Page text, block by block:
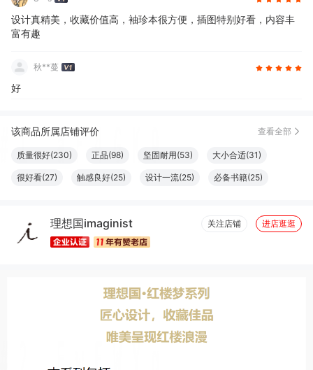
设计真精美，收藏价值高，袖珍本很方便，插图特别好看，内容丰
富有趣
秋**蔓
好
该商品所属店铺评价 查看全部
质量很好(230) 正品(98) 坚固耐用(53) 大小合适(31)
很好看(27) 触感良好(25) 设计一流(25) 必备书籍(25)
结实牢固(19) 包装很好(18) 图文清晰(15)
真材实料(12) 物流很快(10)
理想国imaginist 关注店铺 进店逛逛